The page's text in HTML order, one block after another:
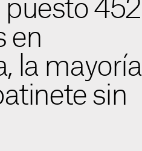
puesto 452
en
la mayoría
sin